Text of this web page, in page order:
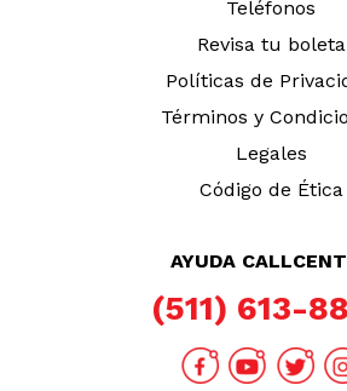
Teléfonos
Revisa tu boleta
Políticas de
Términos y
Legales
Código de Ética
AYUDA
(511) 613-